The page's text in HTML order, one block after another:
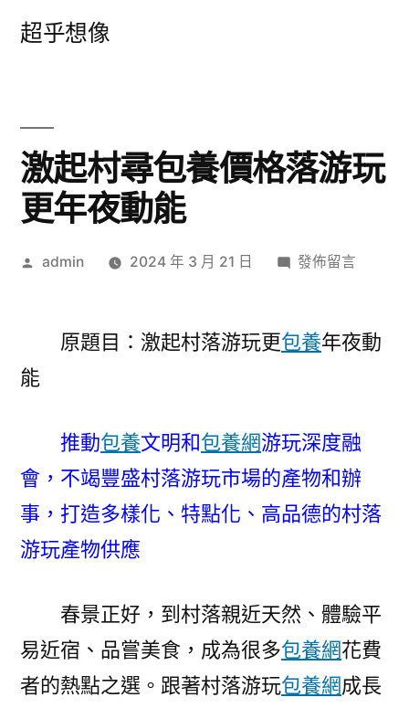
超乎想像
激起村尋包養價格落游玩
更年夜動能
作
admin 2024 年 3 月 21 日
在
村
價
格
落
游
夜
動
發佈留言
原題目：激起村落游玩更包養年夜動
能
推動包養文明和包養網游玩深度融
會，不竭豐盛村落游玩市場的產物和辦
事，打造多樣化、特點化、高品德的村落
游玩產物供應
春景正好，到村落親近天然、體驗平
易近宿、品嘗美食，成為很多包養網花費
者的熱點之選。跟著村落游玩包養網成長